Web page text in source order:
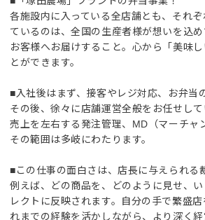
各施設内に入っている全店舗とも、それ
ているのは、全国の生産者様が想いを込
お客様へお届けすること。心から「美味
とができます。
■入社後はまず、接客やレジ対応、お弁当
その後、徐々に店舗運営全般をお任せし
売上を左右する発注管理、MD（マーチャ
その範囲は多岐にわたります。
■この仕事の面白さは、店長に与えられる
例えば、どの商品を、どのように見せ、
レクトに反映されます。自分の手で繁盛
れまでの経験を活かしながら、より深く